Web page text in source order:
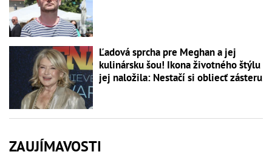
Ľadová sprcha pre Meghan a jej
kulinársku šou! Ikona životného štýlu
jej naložila: Nestačí si obliecť zásteru
ZAUJÍMAVOSTI